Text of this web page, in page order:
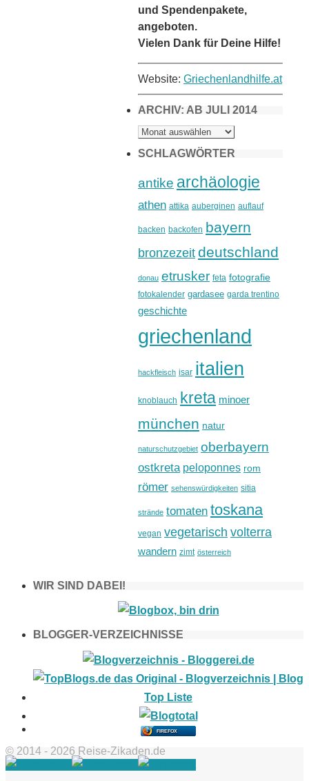
und Spendenpakete,
angeboten.
Vielen Dank für Deine Hilfe!
Website: Griechenlandhilfe.at
ARCHIV: AB JULI 2014
ARCHIV:
AB
2014
SCHLAGWÖRTER
antike archäologie
athen attika auberginen auflauf
backen backofen bayern
bronzezeit deutschland
donau etrusker feta fotografie
fotokalender gardasee garda trentino
geschichte
griechenland
hackfleisch isar italien
knoblauch kreta minoer
münchen natur
naturschutzgebiet oberbayern
ostkreta peloponnes rom
römer sehenswürdigkeiten sitia
strände tomaten toskana
vegan vegetarisch volterra
wandern zimt österreich
WIR SIND DABEI!
BLOGGER-VERZEICHNISSE
FIREFOX
© 2014 - 2026 Reise-Zikaden.de